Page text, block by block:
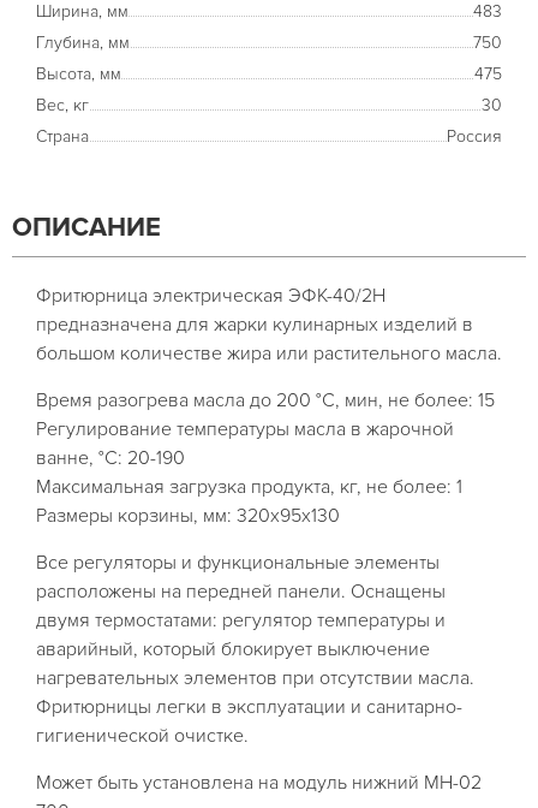
Ширина, мм
483
Глубина, мм
750
Высота, мм
475
Вес, кг
30
Страна
Россия
ОПИСАНИЕ
Фритюрница электрическая ЭФК-40/2Н
предназначена для жарки кулинарных изделий в
большом количестве жира или растительного масла.
Время разогрева масла до 200 °C, мин, не более: 15
Регулирование температуры масла в жарочной
ванне, °C: 20-190
Максимальная загрузка продукта, кг, не более: 1
Размеры корзины, мм: 320x95x130
Все регуляторы и функциональные элементы
расположены на передней панели. Оснащены
двумя термостатами: регулятор температуры и
аварийный, который блокирует выключение
нагревательных элементов при отсутствии масла.
Фритюрницы легки в эксплуатации и санитарно-
гигиенической очистке.
Может быть установлена на модуль нижний МН-02